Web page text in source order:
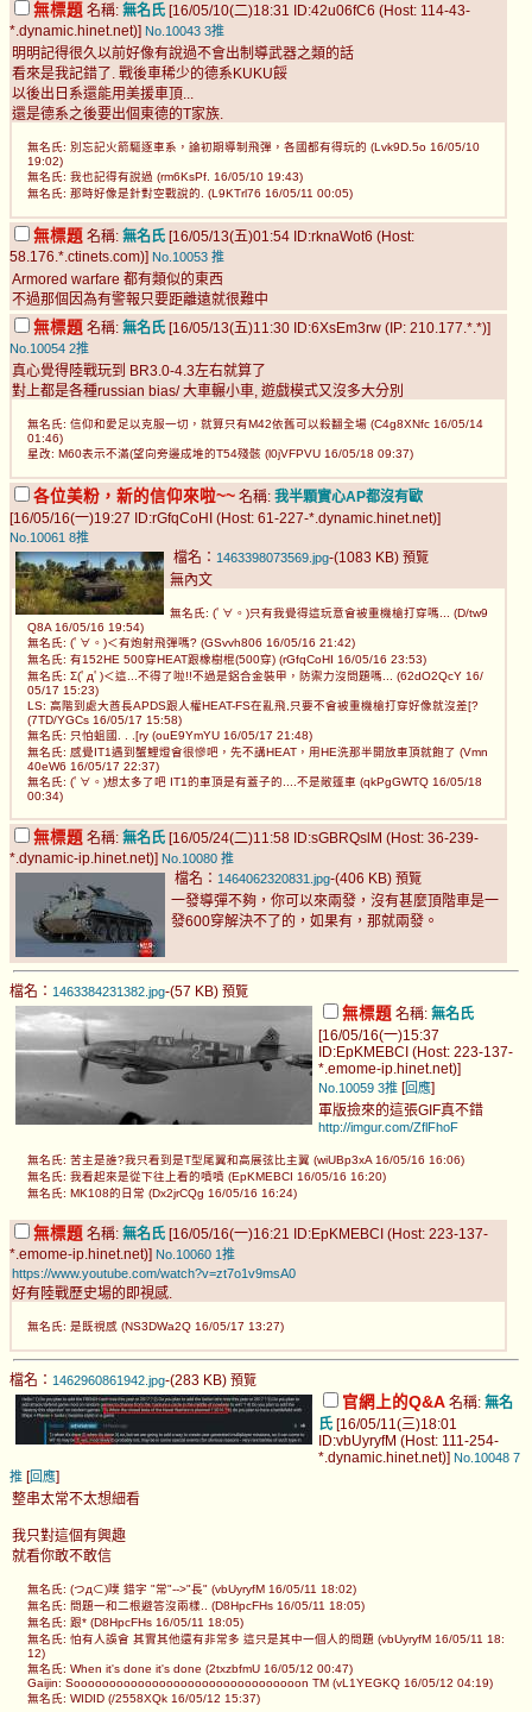
無標題 名稱: 無名氏 [16/05/10(二)18:31 ID:42u06fC6 (Host: 114-43-
*.dynamic.hinet.net)] No.10043 3推
明明記得很久以前好像有說過不會出制導武器之類的話
看來是我記錯了. 戰後車稀少的德系KUKU餒
以後出日系還能用美援車頂...
還是德系之後要出個東德的T家族.
無名氏: 別忘記火箭驅逐車系，論初期導制飛彈，各國都有得玩的 (Lvk9D.5o 16/05/10
19:02)
無名氏: 我也記得有說過 (rm6KsPf. 16/05/10 19:43)
無名氏: 那時好像是針對空戰說的. (L9KTrl76 16/05/11 00:05)
無標題 名稱: 無名氏 [16/05/13(五)01:54 ID:rknaWot6 (Host:
58.176.*.ctinets.com)] No.10053 推
Armored warfare 都有類似的東西
不過那個因為有警報只要距離遠就很難中
無標題 名稱: 無名氏 [16/05/13(五)11:30 ID:6XsEm3rw (IP: 210.177.*.*)]
No.10054 2推
真心覺得陸戰玩到 BR3.0-4.3左右就算了
對上都是各種russian bias/ 大車輾小車, 遊戲模式又沒多大分別
無名氏: 信仰和愛足以克服一切，就算只有M42依舊可以殺翻全場 (C4g8XNfc 16/05/14
01:46)
星改: M60表示不滿(望向旁邊成堆的T54殘骸 (l0jVFPVU 16/05/18 09:37)
各位美粉，新的信仰來啦~~ 名稱: 我半顆實心AP都沒有歐
[16/05/16(一)19:27 ID:rGfqCoHI (Host: 61-227-*.dynamic.hinet.net)]
No.10061 8推
檔名： 1463398073569.jpg-(1083 KB) 預覽
無內文
無名氏: (ﾟ∀。)只有我覺得這玩意會被重機槍打穿嗎... (D/tw9
Q8A 16/05/16 19:54)
無名氏: (ﾟ∀。)＜有炮射飛彈嗎? (GSvvh806 16/05/16 21:42)
無名氏: 有152HE 500穿HEAT跟橡樹棍(500穿) (rGfqCoHI 16/05/16 23:53)
無名氏: Σ(ﾟдﾟ)＜這...不得了啦!!不過是鋁合金裝甲，防禦力沒問題嗎... (62dO2QcY 16/
05/17 15:23)
LS: 高階到處大酋長APDS跟人權HEAT-FS在亂飛,只要不會被重機槍打穿好像就沒差[?
(7TD/YGCs 16/05/17 15:58)
無名氏: 只怕蛆國. . .[ry (ouE9YmYU 16/05/17 21:48)
無名氏: 感覺IT1遇到蟹鯉燈會很慘吧，先不講HEAT，用HE洗那半開放車頂就飽了 (Vmn
40eW6 16/05/17 22:37)
無名氏: (ﾟ∀。)想太多了吧 IT1的車頂是有蓋子的....不是敞篷車 (qkPgGWTQ 16/05/18
00:34)
無標題 名稱: 無名氏 [16/05/24(二)11:58 ID:sGBRQslM (Host: 36-239-
*.dynamic-ip.hinet.net)] No.10080 推
檔名： 1464062320831.jpg-(406 KB) 預覽
一發導彈不夠，你可以來兩發，沒有甚麼頂階車是一
發600穿解決不了的，如果有，那就兩發。
檔名： 1463384231382.jpg-(57 KB) 預覽
無標題 名稱: 無名氏
[16/05/16(一)15:37
ID:EpKMEBCI (Host: 223-137-
*.emome-ip.hinet.net)]
No.10059 3推 [回應]
軍版撿來的這張GIF真不錯
http://imgur.com/ZflFhoF
無名氏: 苦主是誰?我只看到是T型尾翼和高展弦比主翼 (wiUBp3xA 16/05/16 16:06)
無名氏: 我看起來是從下往上看的噴噴 (EpKMEBCI 16/05/16 16:20)
無名氏: MK108的日常 (Dx2jrCQg 16/05/16 16:24)
無標題 名稱: 無名氏 [16/05/16(一)16:21 ID:EpKMEBCI (Host: 223-137-
*.emome-ip.hinet.net)] No.10060 1推
https://www.youtube.com/watch?v=zt7o1v9msA0
好有陸戰歷史場的即視感.
無名氏: 是既視感 (NS3DWa2Q 16/05/17 13:27)
檔名： 1462960861942.jpg-(283 KB) 預覽
官網上的Q&A 名稱: 無名
氏 [16/05/11(三)18:01
ID:vbUyryfM (Host: 111-254-
*.dynamic.hinet.net)] No.10048 7
推 [ 回應]
整串太常不太想細看
我只對這個有興趣
就看你敢不敢信
無名氏: (つд⊂)噗 錯字 "常"-->"長" (vbUyryfM 16/05/11 18:02)
無名氏: 問題一和二根避答沒兩樣.. (D8HpcFHs 16/05/11 18:05)
無名氏: 跟* (D8HpcFHs 16/05/11 18:05)
無名氏: 怕有人誤會 其實其他還有非常多 這只是其中一個人的問題 (vbUyryfM 16/05/11 18:
12)
無名氏: When it's done it's done (2txzbfmU 16/05/12 00:47)
Gaijin: Soooooooooooooooooooooooooooooooon TM (vL1YEGKQ 16/05/12 04:19)
無名氏: WIDID (/2558XQk 16/05/12 15:37)